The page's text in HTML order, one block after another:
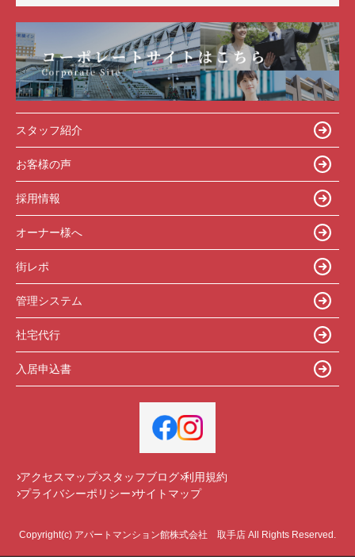
スタッフ紹介
お客様の声
採用情報
オーナー様へ
街レポ
管理システム
社宅代行
入居申込書
アクセスマップ スタッフブログ 利用規約
プライバシーポリシー サイトマップ
Copyright(c) アパートマンション館株式会社 取手店 All Rights Reserved.